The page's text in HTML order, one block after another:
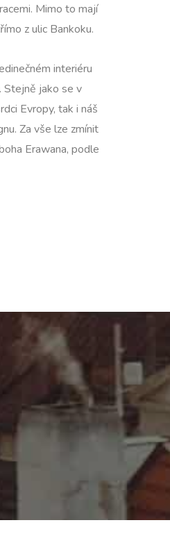
Mimo to mají
z ulic Bankoku.
interiéru
Stejně jako se v
Evropy, tak i náš
Za vše lze zmínit
Erawana, podle